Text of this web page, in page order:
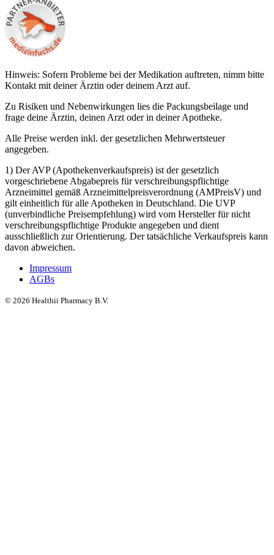
Hinweis: Sofern Probleme bei der Medikation auftreten, nimm bitte
Kontakt mit deiner Ärztin oder deinem Arzt auf.
Zu Risiken und Nebenwirkungen lies die Packungsbeilage und
frage deine Ärztin, deinen Arzt oder in deiner Apotheke.
Alle Preise werden inkl. der gesetzlichen Mehrwertsteuer
angegeben.
1) Der AVP (Apothekenverkaufspreis) ist der gesetzlich
vorgeschriebene Abgabepreis für verschreibungspflichtige
Arzneimittel gemäß Arzneimittelpreisverordnung (AMPreisV) und
gilt einheitlich für alle Apotheken in Deutschland. Die UVP
(unverbindliche Preisempfehlung) wird vom Hersteller für nicht
verschreibungspflichtige Produkte angegeben und dient
ausschließlich zur Orientierung. Der tatsächliche Verkaufspreis kann
davon abweichen.
Impressum
AGBs
© 2026 Healthii Pharmacy B.V.